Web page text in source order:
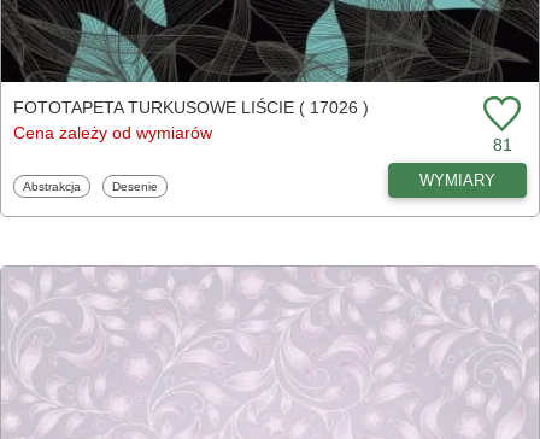
FOTOTAPETA TURKUSOWE LIŚCIE ( 17026 )
Cena zależy od wymiarów
81
Fototapety
Abstrakcja Fototapety
Desenie WYMIARY